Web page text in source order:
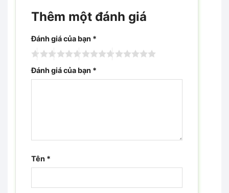
Thêm một đánh giá
Đánh giá của bạn *
Đánh giá của bạn *
Tên *